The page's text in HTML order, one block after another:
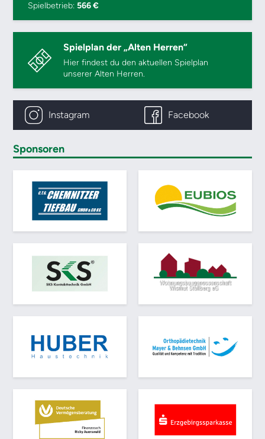
Spielbetrieb:566 €
Spielplan der „Alten Herren“
Hier findest du den aktuellen Spielplan
unserer Alten Herren.
Instagram Facebook
Sponsoren